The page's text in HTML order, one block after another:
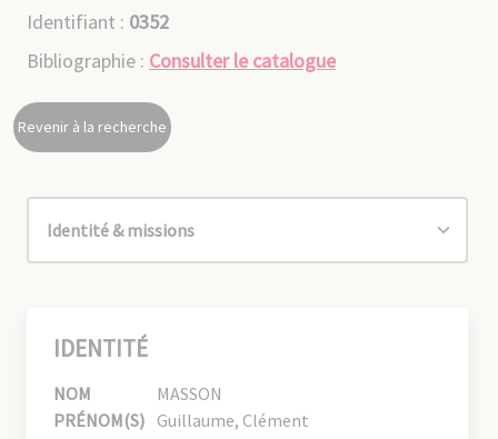
Identifiant : 0352
Bibliographie : Consulter le catalogue
Revenir à la recherche
IDENTITÉ
NOM
MASSON
PRÉNOM(S) Guillaume, Clément